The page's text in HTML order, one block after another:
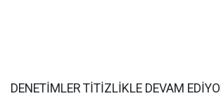
DENETİMLER TİTİZLİKLE DEVAM